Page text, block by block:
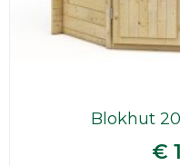
Blokhut
€